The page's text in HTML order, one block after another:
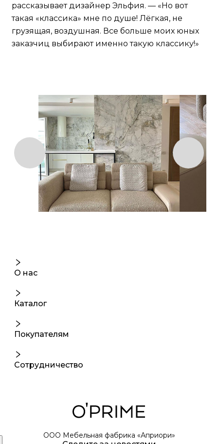
рассказывает дизайнер Эльфия. — «Но вот
такая «классика» мне по душе! Лёгкая, не
грузящая, воздушная. Все больше моих юных
заказчиц выбирают именно такую классику!»
О нас
Каталог
Покупателям
Сотрудничество
ООО Мебельная фабрика «Априори»